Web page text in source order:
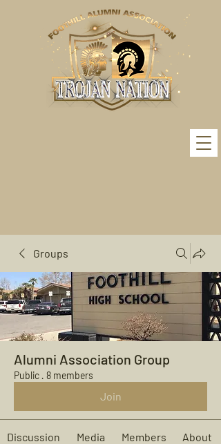
Groups
Alumni Association Group
Public · 8 members
Join
Discussion Media Members About